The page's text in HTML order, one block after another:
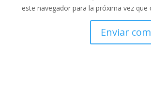
este navegador para la próxima vez que